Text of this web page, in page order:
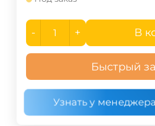
- + В
Быстрый
Узнать у